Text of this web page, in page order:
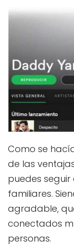
Como se
de las
puedes seguir
familiares.
agradable,
conectados
personas.